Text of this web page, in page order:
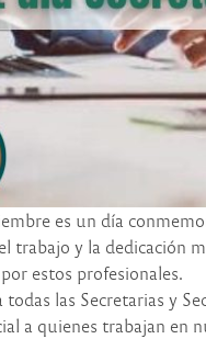
es un día
trabajo y la dedicación
estos profesionales.
todas las Secretarias y
a quienes trabajan en